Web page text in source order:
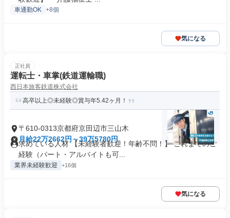
車通勤OK +8個
気になる
正社員
運転士・車掌(鉄道運輸職)
西日本旅客鉄道株式会社
高卒以上◎未経験◎賞与年5.42ヶ月！
〒610-0313京都府京田辺市三山木
月給22万2662円～39万5780円
求めている人材 【未経験者歓迎！年齢不問！】 これまでのご
経験（パート・アルバイトも可...
業界未経験歓迎 +16個
気になる